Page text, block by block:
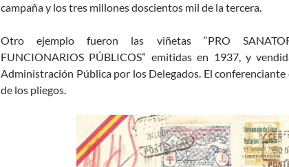
campaña y los tres millones doscientos mil de la tercera.
Otro ejemplo fueron las viñetas “PRO
FUNCIONARIOS PÚBLICOS” emitidas en 1937, y
Administración Pública por los Delegados. El
de los pliegos.